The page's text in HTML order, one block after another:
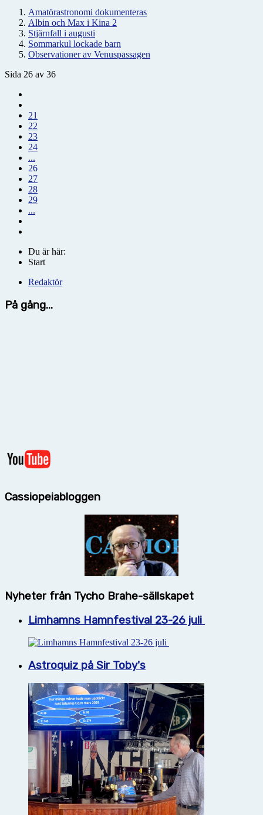
Amatörastronomi dokumenteras
Albin och Max i Kina 2
Stjärnfall i augusti
Sommarkul lockade barn
Observationer av Venuspassagen
Sida 26 av 36
21
22
23
24
...
26
27
28
29
...
Du är här:
Start
Redaktör
På gång...
Cassiopeiabloggen
Nyheter från Tycho Brahe-sällskapet
Limhamns Hamnfestival 23-26 juli
Astroquiz på Sir Toby's